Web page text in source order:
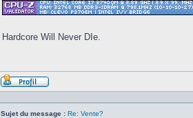
Hardcore Will Never DIe.
Profil
Sujet du message : Re: Vente?